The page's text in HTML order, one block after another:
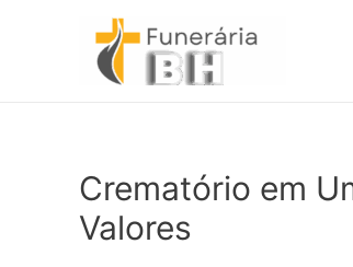
Crematório em
Valores